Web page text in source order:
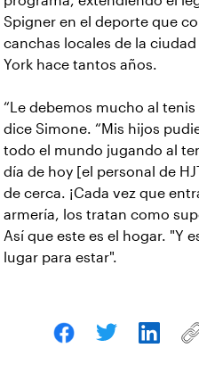
Spigner en el deporte que
canchas locales de la ciudad
York hace tantos años.
“Le debemos mucho al tenis
dice Simone. “Mis hijos
todo el mundo jugando al
día de hoy [el personal de
de cerca. ¡Cada vez que
armería, los tratan como
Así que este es el hogar. "Y
lugar para estar".